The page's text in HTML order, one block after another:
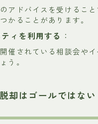
アドバイスを受けるこ
かることがあります。
ィを利用する ：
催されている相談会や
う。
却はゴールではな